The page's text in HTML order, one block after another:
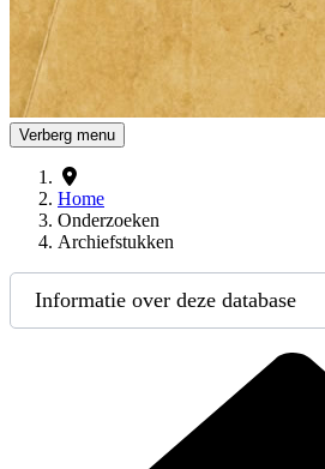
Verberg menu
Home
Onderzoeken
Archiefstukken
Informatie over deze database